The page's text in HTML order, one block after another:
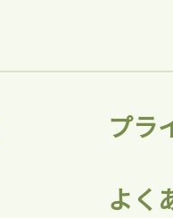
プラ
よく